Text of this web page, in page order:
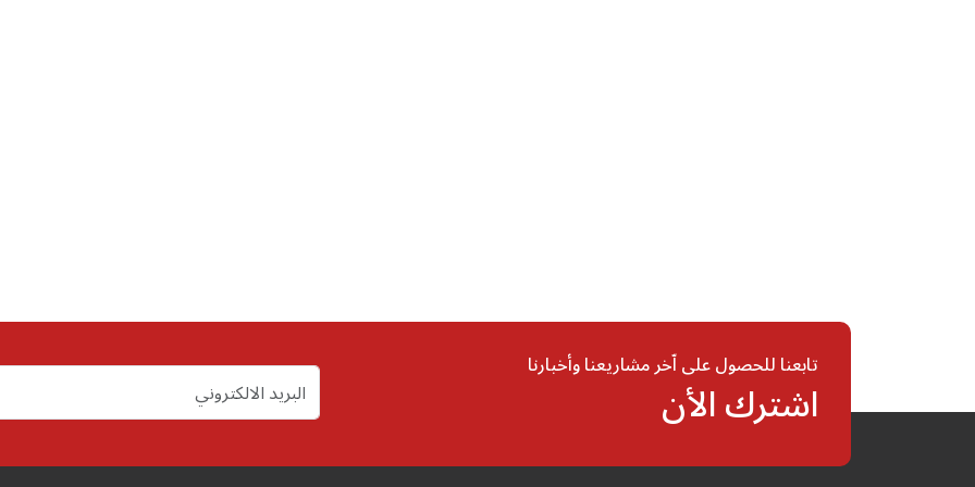
تابعنا للحصول على اّخر مشاريعنا وأخبارنا
اشترك الأن